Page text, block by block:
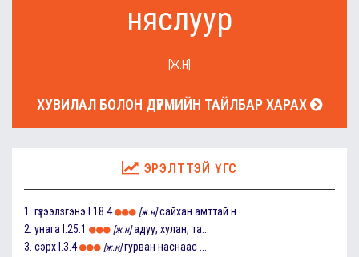
няслуур
[Ж.Н]
ХУВИЛАЛ БОЛОН ДҮРМИЙН ТАЙЛБАР ХАРАХ
ЭРЭЛТТЭЙ ҮГС
1. гүзээлзгэнэ I.18.4 [ж.н] сайхан амттай н...
2. унага I.25.1 [ж.н] адуу, хулан, та...
3. сэрх I.3.4 [ж.н] гурван наснаас ...